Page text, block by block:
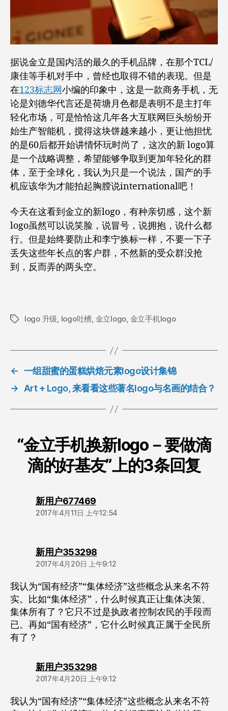
据说金立是国内活的最久的手机品牌，在那个TCL/
康佳等手机对手中，曾经也取得不错的表现。但是
在123标志网小编的印象中，这是一款商务手机，无
论是刘德华代言还是荷塘月色都是表明不是主打年
轻化市场，可是恰恰这几年各大互联网巨头纷纷开
始生产智能机，搅得这块饼越来越小，更让他担忧
的是60后都开始讲情怀玩时尚了，这次的新 logo算
是一个战略调整，希望能够争取到更加年轻化的群
体，至于全球化，我认为只是一个说法，国产的手
机应该华为才能拍起胸膛说international吧！
今天在这看到金立的新logo，有种亲切感，这个新
logo虽然可以说笑脸，说冒号，说拥抱，说什么都
行。但是始终要防止和李宁换标一样，不要一下子
丢失这些年长点的客户群，不然新的受众群没抢
到，反而弄的两头空。
标
logo 升级, logo吐槽, 金立logo, 金立手机logo
← 一组甜蜜的蛋糕烘焙元素logo设计集锦
→
Art + Logo, 来看看这些著名logo与名画的结合？
“金立手机换新logo－要做滴
滴的好基友”上的3条回复
新用户677469说：
2017年4月11日 上午12:54
新用户353298说：
2017年4月20日 上午9:12
我认为“国有经济”“集体经济”这些概念从来名不符
实。比如“集体经济”，什么时候真正让集体决策、
集体所有了？它只不过是执政者控制农民的手段而
已。再如“国有经济”，它什么时候真正属于全民所
有了？
新用户353298说：
2017年4月20日 上午9:12
我认为“国有经济”“集体经济”这些概念从来名不符